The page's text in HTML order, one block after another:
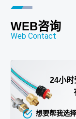
WEB咨询
Web Contact
24小时
想要帮我选